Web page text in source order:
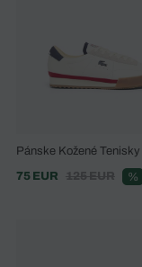
Pánske Kožené
75 EUR
125 EUR %